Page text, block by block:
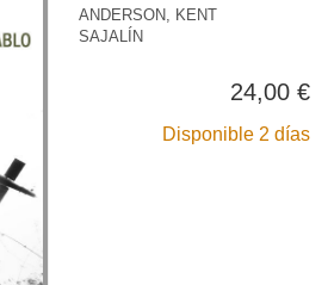
ANDERSON, KENT
SAJALÍN
24,00 €
Disponible 2 días